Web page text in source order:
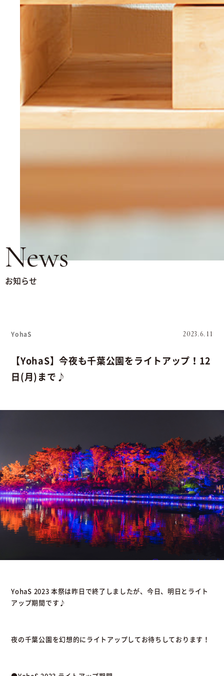
News
お知らせ
YohaS 2023.6.11
【YohaS】今夜も千葉公園をライトアップ！12
日(月)まで♪
YohaS 2023 本祭は昨日で終了しましたが、今日、明日とライト
アップ期間です♪
夜の千葉公園を幻想的にライトアップしてお待ちしております！